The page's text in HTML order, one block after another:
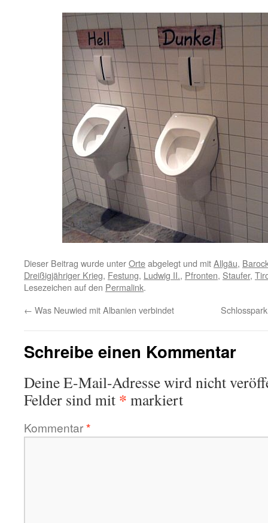
Dieser Beitrag wurde unterOrteabgelegt und mitAllgäu,
Dreißigjähriger Krieg, Festung, Ludwig II., Pfronten, Staufer,
Lesezeichen auf den Permalink.
← Was Neuwied mit Albanien verbindet
Schreibe einen Kommentar
Deine E-Mail-Adresse wird nicht
Felder sind mit * markiert
Kommentar*